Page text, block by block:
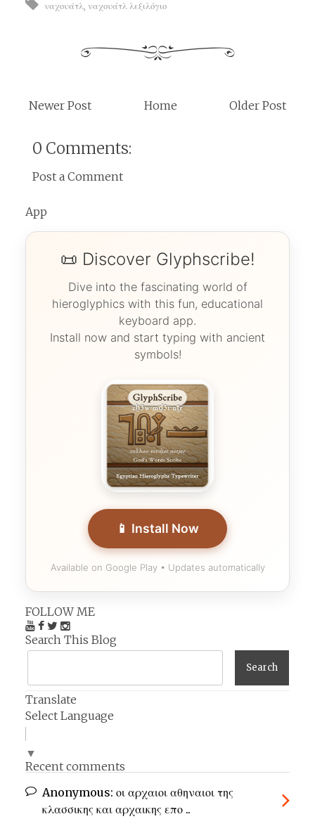
ναχουάτλ, ναχουάτλ λεξιλόγιο
Newer Post Older Post
Home
0 Comments:
Post a Comment
App
📜 Discover Glyphscribe!
Dive into the fascinating world of
hieroglyphics with this fun, educational
keyboard app.
Install now and start typing with ancient
symbols!
📱 Install Now
Available on Google Play • Updates automatically
FOLLOW ME
Search This Blog
Translate
Select Language
▼
Recent comments
Anonymous: οι αρχαιοι αθηναιοι της
κλασσικης και αρχαικης επο ...